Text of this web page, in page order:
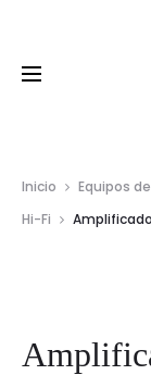
Inicio Equipos
Hi-Fi